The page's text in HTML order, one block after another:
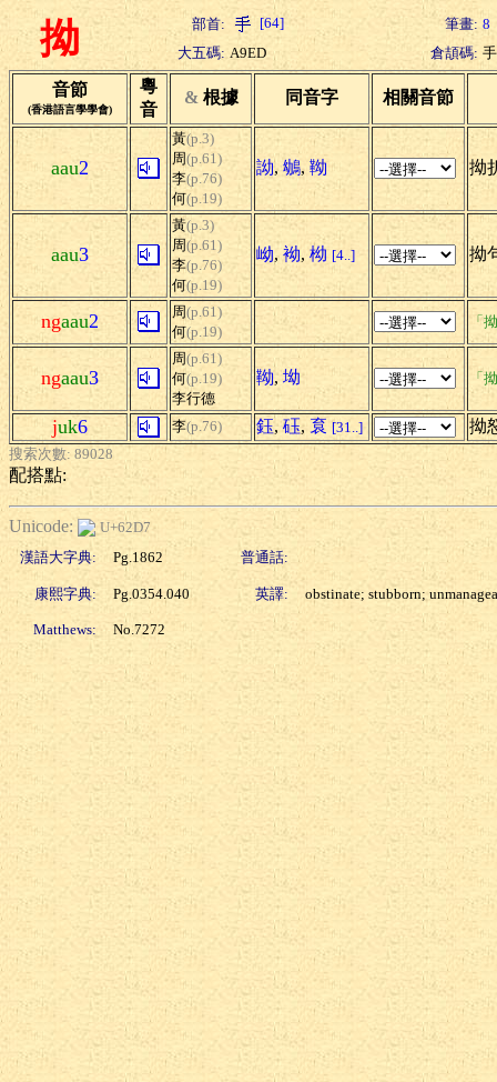
拗 部首: [64] 筆畫: 8
大五碼: A9ED 倉頡碼:
音節
(香港語言學學會)
粵
音
& 根據 同音字 相關音節
aau2
黃(p.3)
周(p.61)
李(p.76)
何(p.19)
詏, 鴢, 靿 拗
aau3
黃(p.3)
周(p.61)
李(p.76)
何(p.19)
岰, 袎, 柪 [4..] 拗
ngaau2 周(p.61)
何(p.19)
「
ngaau3
周(p.61)
何(p.19)
李行德
靿, 坳 「
juk6 李(p.76) 鈺, 砡, 袬 [31..] 拗
搜索次數: 89028
配搭點:
Unicode:
U+62D7
漢語大字典:
Pg.1862 普通話:
康熙字典: Pg.0354.040 英譯: obstinate; stubborn;
Matthews: No.7272